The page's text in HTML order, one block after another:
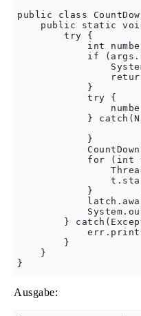
public class
public static
        try {
int
if
            }
            try {
}
            }
for (int
            }
}
        }
    }
Ausgabe: